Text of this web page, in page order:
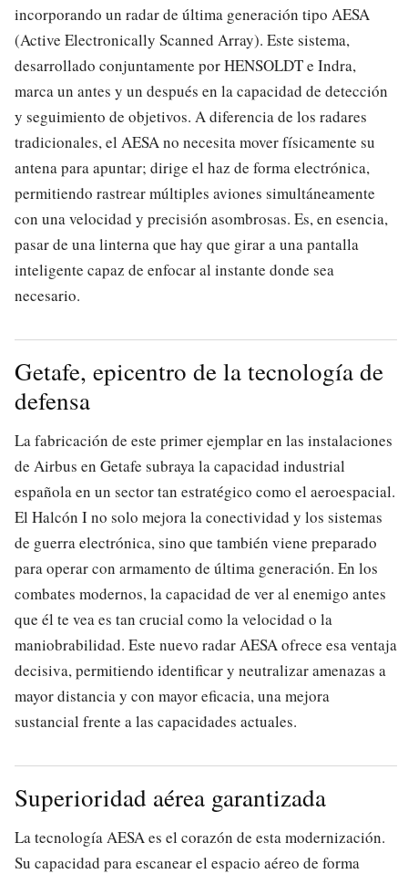
incorporando un radar de última generación tipo AESA
(Active Electronically Scanned Array). Este sistema,
desarrollado conjuntamente por HENSOLDT e Indra,
marca un antes y un después en la capacidad de detección
y seguimiento de objetivos. A diferencia de los radares
tradicionales, el AESA no necesita mover físicamente su
antena para apuntar; dirige el haz de forma electrónica,
permitiendo rastrear múltiples aviones simultáneamente
con una velocidad y precisión asombrosas. Es, en esencia,
pasar de una linterna que hay que girar a una pantalla
inteligente capaz de enfocar al instante donde sea
necesario.
Getafe, epicentro de la tecnología de
defensa
La fabricación de este primer ejemplar en las instalaciones
de Airbus en Getafe subraya la capacidad industrial
española en un sector tan estratégico como el aeroespacial.
El Halcón I no solo mejora la conectividad y los sistemas
de guerra electrónica, sino que también viene preparado
para operar con armamento de última generación. En los
combates modernos, la capacidad de ver al enemigo antes
que él te vea es tan crucial como la velocidad o la
maniobrabilidad. Este nuevo radar AESA ofrece esa ventaja
decisiva, permitiendo identificar y neutralizar amenazas a
mayor distancia y con mayor eficacia, una mejora
sustancial frente a las capacidades actuales.
Superioridad aérea garantizada
La tecnología AESA es el corazón de esta modernización.
Su capacidad para escanear el espacio aéreo de forma